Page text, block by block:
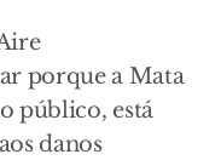
porque a Mata
público, está
danos